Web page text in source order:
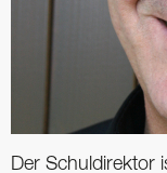
Der Schuldirektor